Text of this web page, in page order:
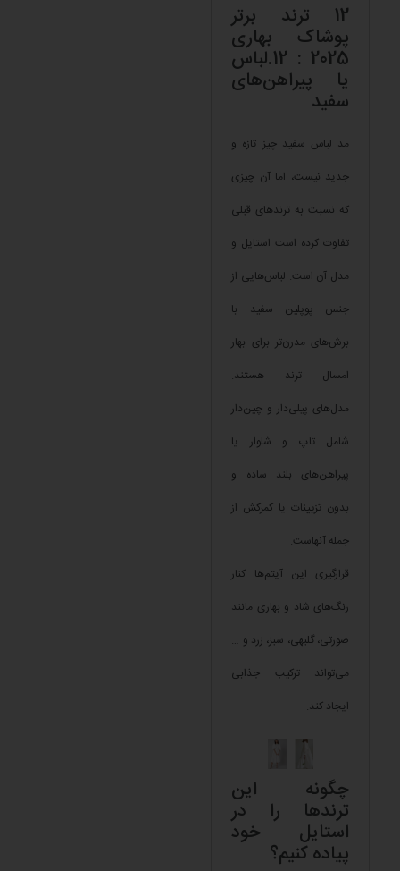
12 ترند برتر
پوشاک بهاری
2025 : 12.لباس
یا پیراهن‌های
سفید
مد لباس سفید چیز تازه و
جدید نیست، اما آن چیزی
که نسبت به ترندهای قبلی
تفاوت کرده است استایل و
مدل آن است. لباس‌هایی از
جنس پوپلین سفید با
برش‌های مدرن‌تر برای بهار
امسال ترند هستند.
مدل‌های پیلی‌دار و چین‌دار
شامل تاپ و شلوار یا
پیراهن‌های بلند ساده و
بدون تزیینات یا کمرکش از
جمله آنهاست.
قرارگیری این آیتم‌ها کنار
رنگ‌های شاد و بهاری مانند
صورتی، گلبهی، سبز، زرد و …
می‌تواند ترکیب جذابی
ایجاد کند.
چگونه این
ترندها را در
استایل خود
پیاده کنیم؟